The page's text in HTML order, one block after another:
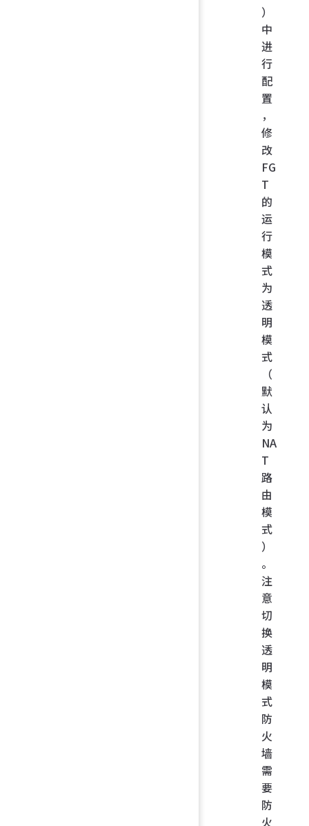
）
中
进
行
配
置
，
修
改
FG
T
的
运
行
模
式
为
透
明
模
式
（
默
认
为
NA
T
路
由
模
式
）
。
注
意
切
换
透
明
模
式
防
火
墙
需
要
防
火